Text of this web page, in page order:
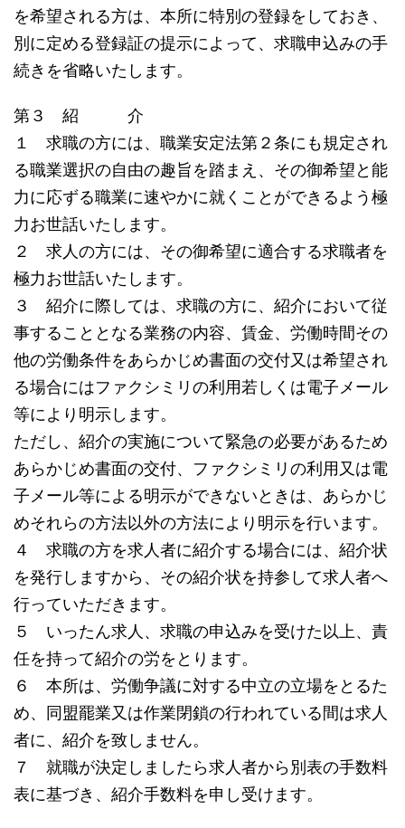
を希望される方は、本所に特別の登録をしておき、
別に定める登録証の提示によって、求職申込みの手
続きを省略いたします。
第３ 紹 介
１ 求職の方には、職業安定法第２条にも規定され
る職業選択の自由の趣旨を踏まえ、その御希望と能
力に応ずる職業に速やかに就くことができるよう極
力お世話いたします。
２ 求人の方には、その御希望に適合する求職者を
極力お世話いたします。
３ 紹介に際しては、求職の方に、紹介において従
事することとなる業務の内容、賃金、労働時間その
他の労働条件をあらかじめ書面の交付又は希望され
る場合にはファクシミリの利用若しくは電子メール
等により明示します。
ただし、紹介の実施について緊急の必要があるため
あらかじめ書面の交付、ファクシミリの利用又は電
子メール等による明示ができないときは、あらかじ
めそれらの方法以外の方法により明示を行います。
４ 求職の方を求人者に紹介する場合には、紹介状
を発行しますから、その紹介状を持参して求人者へ
行っていただきます。
５ いったん求人、求職の申込みを受けた以上、責
任を持って紹介の労をとります。
６ 本所は、労働争議に対する中立の立場をとるた
め、同盟罷業又は作業閉鎖の行われている間は求人
者に、紹介を致しません。
７ 就職が決定しましたら求人者から別表の手数料
表に基づき、紹介手数料を申し受けます。